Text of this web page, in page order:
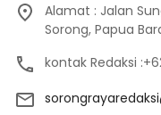
Alamat : Jalan
Sorong, Papua
kontak Redaksi